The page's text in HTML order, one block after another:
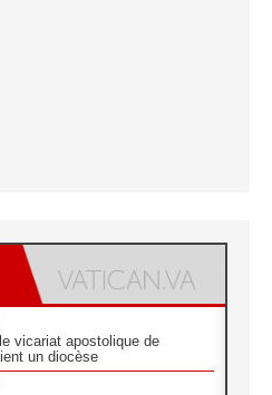
vicariat apostolique de
un diocèse